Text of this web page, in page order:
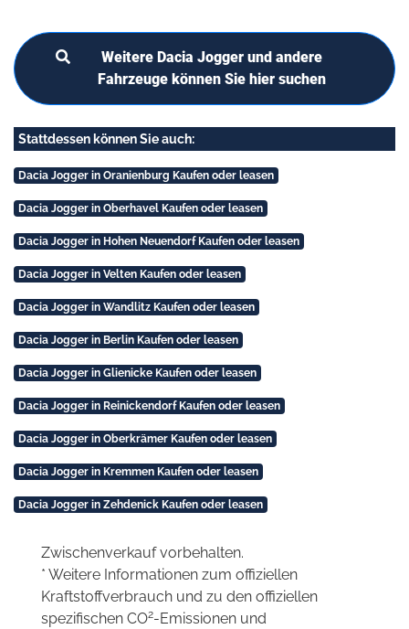
Weitere Dacia Jogger und andere
Fahrzeuge können Sie hier suchen
Stattdessen können Sie auch:
Dacia Jogger in Oranienburg Kaufen oder leasen
Dacia Jogger in Oberhavel Kaufen oder leasen
Dacia Jogger in Hohen Neuendorf Kaufen oder leasen
Dacia Jogger in Velten Kaufen oder leasen
Dacia Jogger in Wandlitz Kaufen oder leasen
Dacia Jogger in Berlin Kaufen oder leasen
Dacia Jogger in Glienicke Kaufen oder leasen
Dacia Jogger in Reinickendorf Kaufen oder leasen
Dacia Jogger in Oberkrämer Kaufen oder leasen
Dacia Jogger in Kremmen Kaufen oder leasen
Dacia Jogger in Zehdenick Kaufen oder leasen
Zwischenverkauf vorbehalten.
* Weitere Informationen zum offiziellen
Kraftstoffverbrauch und zu den offiziellen
spezifischen CO2-Emissionen und